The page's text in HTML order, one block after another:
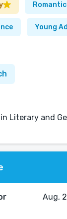
Young
Literary and
Aug,